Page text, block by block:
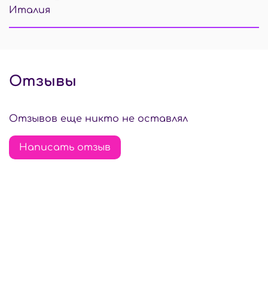
Италия
Отзывы
Отзывов еще никто не оставлял
Написать отзыв